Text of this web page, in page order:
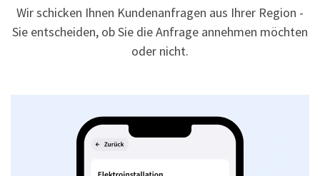
Wir schicken Ihnen Kundenanfragen aus Ihrer Region -
Sie entscheiden, ob Sie die Anfrage annehmen möchten
oder nicht.